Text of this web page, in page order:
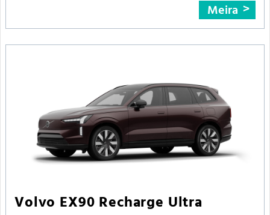
Meira
Volvo EX90 Recharge Ultra